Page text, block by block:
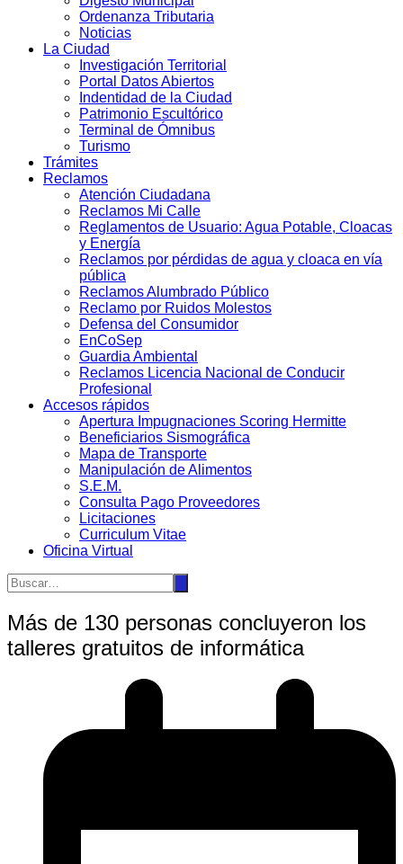
Ordenanza Tributaria
Noticias
La Ciudad
Investigación Territorial
Portal Datos Abiertos
Indentidad de la Ciudad
Patrimonio Escultórico
Terminal de Ómnibus
Turismo
Trámites
Reclamos
Atención Ciudadana
Reclamos Mi Calle
Reglamentos de Usuario: Agua Potable, Cloacas
y Energía
Reclamos por pérdidas de agua y cloaca en vía
pública
Reclamos Alumbrado Público
Reclamo por Ruidos Molestos
Defensa del Consumidor
EnCoSep
Guardia Ambiental
Reclamos Licencia Nacional de Conducir
Profesional
Accesos rápidos
Apertura Impugnaciones Scoring Hermitte
Beneficiarios Sismográfica
Mapa de Transporte
Manipulación de Alimentos
S.E.M.
Consulta Pago Proveedores
Licitaciones
Curriculum Vitae
Oficina Virtual
Más de 130 personas concluyeron los
talleres gratuitos de informática